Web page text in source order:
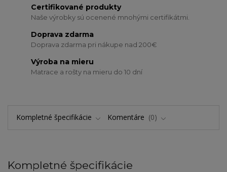
Certifikované produkty
Naše výrobky sú ocenené mnohými certifikátmi.
Doprava zdarma
Doprava zdarma pri nákupe nad 200€
Výroba na mieru
Matrace a rošty na mieru do 10 dní
Kompletné špecifikácie Komentáre 0
Kompletné špecifikácie